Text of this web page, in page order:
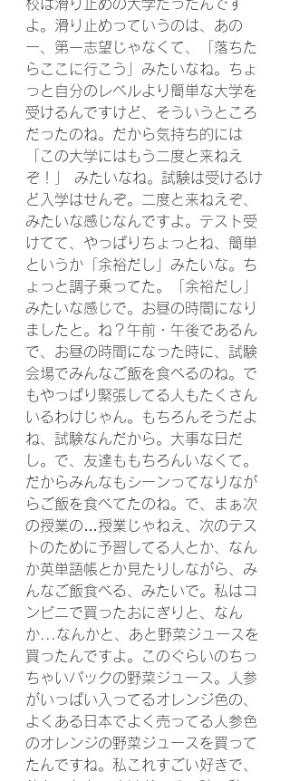
校は滑り止めの大学だったんです
よ。滑り止めっていうのは、あの
ー、第一志望じゃなくて、「落ちた
らここに行こう」みたいなね。ちょ
っと自分のレベルより簡単な大学を
受けるんですけど、そういうところ
だったのね。だから気持ち的には
「この大学にはもう二度と来ねえ
ぞ！」 みたいなね。試験は受けるけ
ど入学はせんぞ。二度と来ねえぞ、
みたいな感じなんですよ。テスト受
けてて、やっぱりちょっとね、簡単
というか「余裕だし」みたいな。ち
ょっと調子乗ってた。「余裕だし」
みたいな感じで。お昼の時間になり
ましたと。ね？午前・午後であるん
で、お昼の時間になった時に、試験
会場でみんなご飯を食べるのね。で
もやっぱり緊張してる人もたくさん
いるわけじゃん。もちろんそうだよ
ね、試験なんだから。大事な日だ
し。で、友達ももちろんいなくて。
だからみんなもシーンってなりなが
らご飯を食べてたのね。で、まぁ次
の授業の…授業じゃねえ、次のテス
トのために予習してる人とか、なん
か英単語帳とか見たりしながら、み
んなご飯食べる、みたいで。私はコ
ンビニで買ったおにぎりと、なん
か...なんかと、あと野菜ジュースを
買ったんですよ。このぐらいのちっ
ちゃいパックの野菜ジュース。人参
がいっぱい入ってるオレンジ色の、
よくある日本でよく売ってる人参色
のオレンジの野菜ジュースを買って
たんですね。私これすごい好きで、